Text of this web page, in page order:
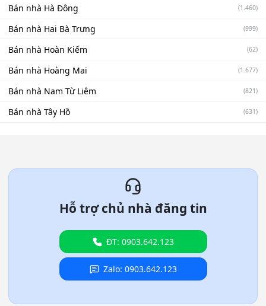
Bán nhà Hà Đông (1.460)
Bán nhà Hai Bà Trưng (999)
Bán nhà Hoàn Kiếm (62)
Bán nhà Hoàng Mai (1.677)
Bán nhà Nam Từ Liêm (821)
Bán nhà Tây Hồ (631)
Hỗ trợ chủ nhà đăng tin
ĐT: 0903.642.123
Zalo: 0903.642.123